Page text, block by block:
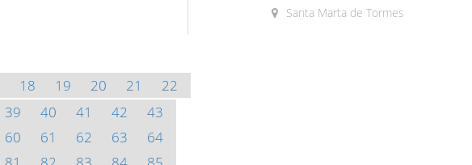
18 19 20 21
22
39 40 41 42
43
60 61 62 63
64
Santa Marta de Tormes